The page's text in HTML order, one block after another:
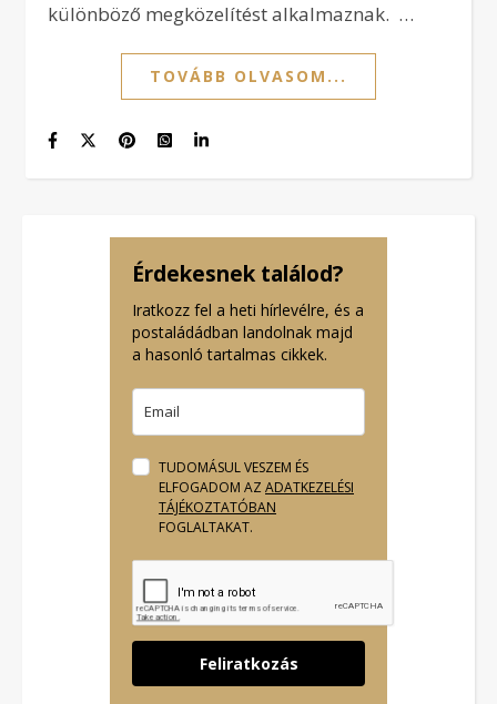
különböző megközelítést alkalmaznak. …
TOVÁBB OLVASOM...
Érdekesnek találod?
Iratkozz fel a heti hírlevélre, és a
postaládádban landolnak majd
a hasonló tartalmas cikkek.
TUDOMÁSUL VESZEM ÉS
ELFOGADOM AZ ADATKEZELÉSI
TÁJÉKOZTATÓBAN
FOGLALTAKAT.
Feliratkozás